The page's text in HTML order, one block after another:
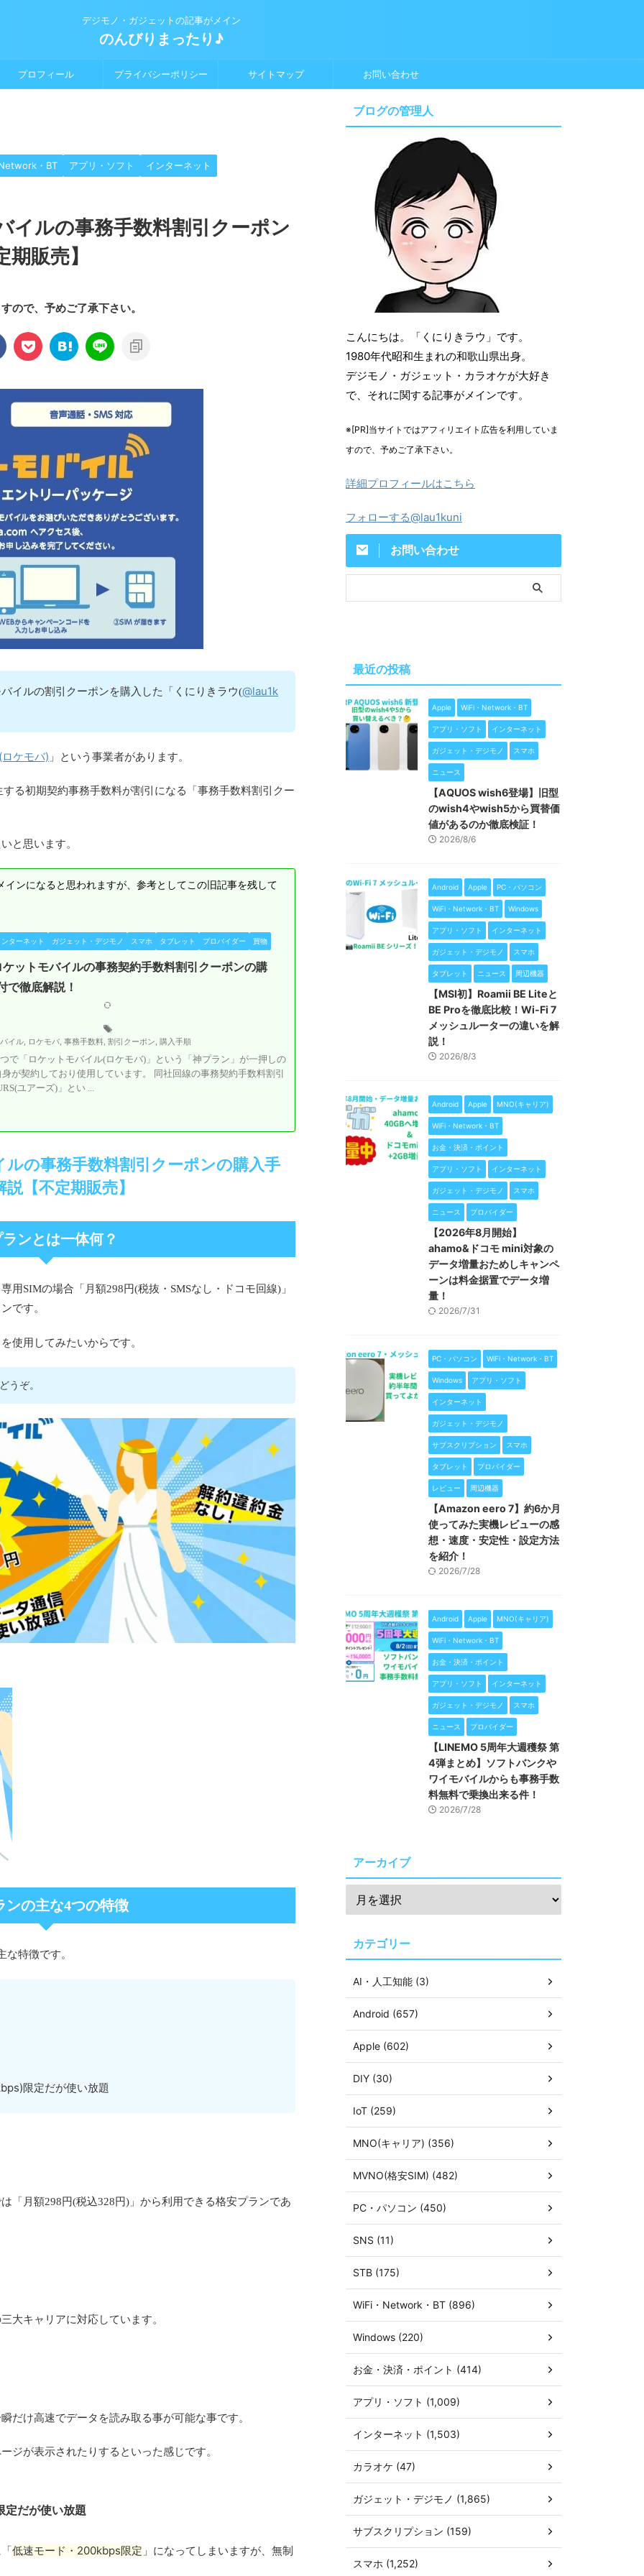
デジモノ・ガジェットの記事がメイン
のんびりまったり♪
プロフィール プライバシーポリシー サイトマップ お問い合わせ
・BT アプリ・ソフト インターネット
イルの事務手数料割引クーポン
販売】
ので、予めご了承下さい。
イルの割引クーポンを購入した「くにりきラウ(@lau1k
ケモバ) 」という事業者があります。
る初期契約事務手数料が割引になる「事務手数料割引クー
と思います。
インになると思われますが、参考としてこの旧記事を残して
ンターネット ガジェット・デジモノ スマホ タブレット プロバイダー 買物
ットモバイルの事務契約手数料割引クーポンの購
で徹底解説！
イル ロケモバ ,事務手数料 ,割引クーポン ,購入手順
で「ロケットモバイル(ロケモバ)」という「神プラン」が一押しの
が契約しており使用しています。 同社回線の事務契約手数料割引
ユアーズ)」とい ...
の事務手数料割引クーポンの購入手
【不定期販売】
ンとは一体何？
用SIMの場合「月額298円(税抜・SMSなし・ドコモ回線)」
です。
使用してみたいからです。
うぞ。
ンの主な4つの特徴
特徴です。
限定だが使い放題
「月額298円(税込328円)」から利用できる格安プランであ
大キャリアに対応しています。
だけ高速でデータを読み取る事が可能な事です。
ジが表示されたりするといった感じです。
定だが使い放題
低速モード・200kbps限定 」になってしまいますが、無制
ブログの管理人
こんにちは。「くにりきラウ」です。
1980年代昭和生まれの和歌山県出身。
デジモノ・ガジェット・カラオケが大好き
で、それに関する記事がメインです。
※[PR]当サイトではアフィリエイト広告を利用していま
すので、予めご了承下さい。
詳細プロフィールはこちら
フォローする@lau1kuni
お問い合わせ
最近の投稿
Apple WiFi・Network・BT
アプリ・ソフト インターネット
ガジェット・デジモノ スマホ
ニュース
【AQUOS wish6登場】旧型
のwish4やwish5から買替価
値があるのか徹底検証！
2026/8/6
Android Apple PC・パソコン
WiFi・Network・BT Windows
アプリ・ソフト インターネット
ガジェット・デジモノ スマホ
タブレット ニュース 周辺機器
【MSI初】Roamii BE Liteと
BE Proを徹底比較！Wi-Fi 7
メッシュルーターの違いを解
説！
2026/8/3
Android Apple MNO(キャリア)
WiFi・Network・BT
お金・決済・ポイント
アプリ・ソフト インターネット
ガジェット・デジモノ スマホ
ニュース プロバイダー
【2026年8月開始】
ahamo&ドコモ mini対象の
データ増量おためしキャンペ
ーンは料金据置でデータ増
量！
2026/7/31
PC・パソコン WiFi・Network・BT
Windows アプリ・ソフト
インターネット
ガジェット・デジモノ
サブスクリプション スマホ
タブレット プロバイダー
レビュー 周辺機器
【Amazon eero 7】約6か月
使ってみた実機レビューの感
想・速度・安定性・設定方法
を紹介！
2026/7/28
Android Apple MNO(キャリア)
WiFi・Network・BT
お金・決済・ポイント
アプリ・ソフト インターネット
ガジェット・デジモノ スマホ
ニュース プロバイダー
【LINEMO 5周年大週穫祭 第
4弾まとめ】ソフトバンクや
ワイモバイルからも事務手数
料無料で乗換出来る件！
2026/7/28
アーカイブ
カテゴリー
AI・人工知能 (3)
Android (657)
Apple (602)
DIY (30)
IoT (259)
MNO(キャリア) (356)
MVNO(格安SIM) (482)
PC・パソコン (450)
SNS (11)
STB (175)
WiFi・Network・BT (896)
Windows (220)
お金・決済・ポイント (414)
アプリ・ソフト (1,009)
インターネット (1,503)
カラオケ (47)
ガジェット・デジモノ (1,865)
サブスクリプション (159)
スマホ (1,252)